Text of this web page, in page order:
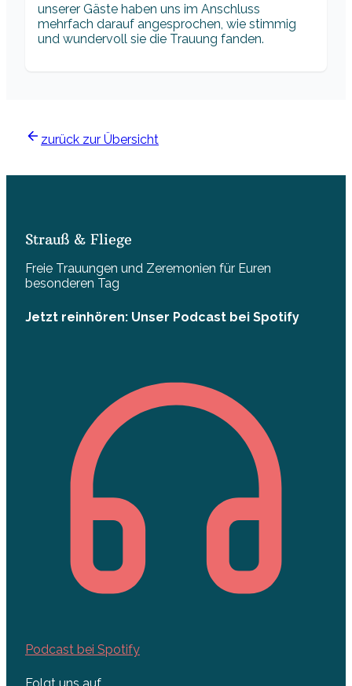
unserer Gäste haben uns im Anschluss
mehrfach darauf angesprochen, wie stimmig
und wundervoll sie die Trauung fanden.
zurück zur Übersicht
Strauß & Fliege
Freie Trauungen und Zeremonien für Euren
besonderen Tag
Jetzt reinhören: Unser Podcast bei Spotify
Podcast bei Spotify